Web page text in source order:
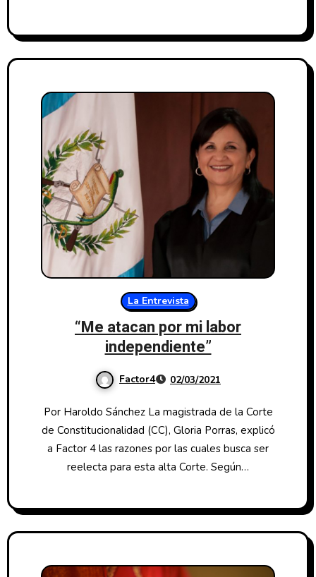
La Entrevista
“Me atacan por mi labor
independiente”
Factor4 02/03/2021
Por Haroldo Sánchez La magistrada de la Corte
de Constitucionalidad (CC), Gloria Porras, explicó
a Factor 4 las razones por las cuales busca ser
reelecta para esta alta Corte. Según…